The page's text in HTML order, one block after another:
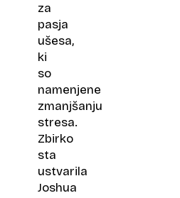
za
pasja
ušesa,
ki
so
namenjene
zmanjšanju
stresa.
Zbirko
sta
ustvarila
Joshua